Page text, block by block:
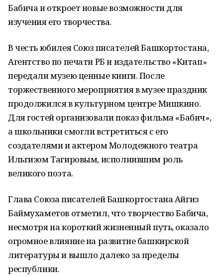
Бабича и откроет новые возможности для
изучения его творчества.
В честь юбилея Союз писателей Башкортостана,
Агентство по печати РБ и издательство «Китап»
передали музею ценные книги. После
торжественного мероприятия в музее праздник
продолжился в культурном центре Мишкино.
Для гостей организовали показ фильма «Бабич»,
а школьники смогли встретиться с его
создателями и актером Молодежного театра
Ильгизом Тагировым, исполнившим роль
великого поэта.
Глава Союза писателей Башкортостана Айгиз
Баймухаметов отметил, что творчество Бабича,
несмотря на короткий жизненный путь, оказало
огромное влияние на развитие башкирской
литературы и вышло далеко за пределы
республики.